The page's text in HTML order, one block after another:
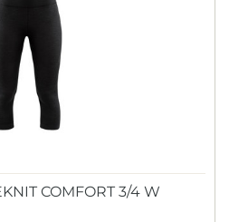
COMFORT 3/4 W